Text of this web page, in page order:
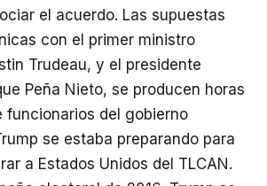
el acuerdo. Las supuestas
con el primer ministro
Trudeau, y el presidente
Peña Nieto, se producen horas
funcionarios del gobierno
se estaba preparando para
a Estados Unidos del TLCAN.